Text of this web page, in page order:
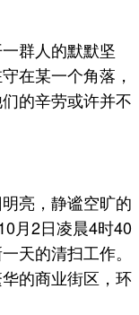
群人的默默坚
在某一个角落，
的辛劳或许并不
亮，静谧空旷的
月2日凌晨4时40
天的清扫工作。
的商业街区，环